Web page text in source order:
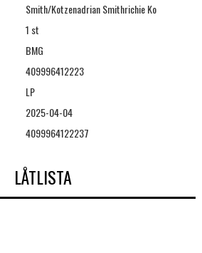
Smith/Kotzenadrian Smithrichie Ko
1 st
BMG
409996412223
LP
2025-04-04
4099964122237
LÅTLISTA